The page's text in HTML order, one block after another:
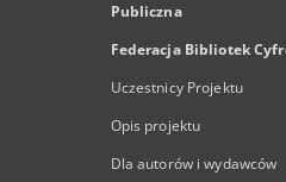
Publiczna
Federacja Bibliotek
Uczestnicy Projektu
Opis projektu
Dla autorów i wydawców